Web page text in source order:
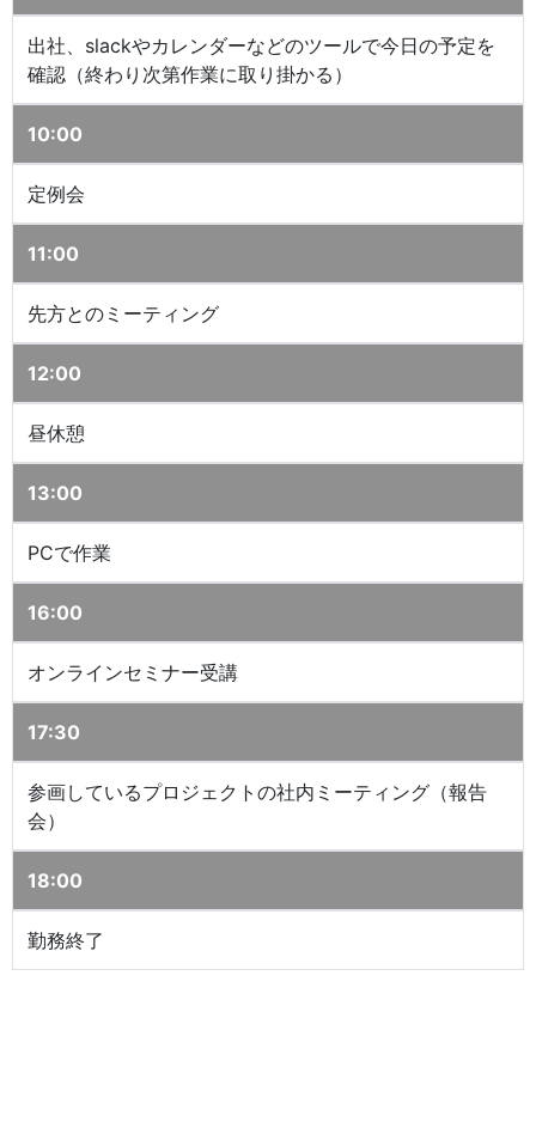
出社、slackやカレンダーなどのツールで今日の予定を
確認（終わり次第作業に取り掛かる）
10:00
定例会
11:00
先方とのミーティング
12:00
昼休憩
13:00
PCで作業
16:00
オンラインセミナー受講
17:30
参画しているプロジェクトの社内ミーティング（報告
会）
18:00
勤務終了